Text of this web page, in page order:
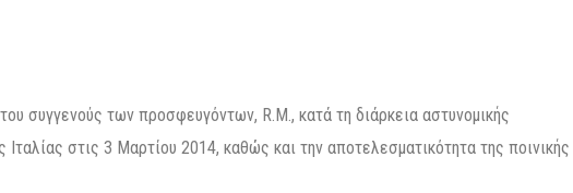
συγγενούς των προσφευγόντων, R.M., κατά τη διάρκεια αστυνομικής
στις 3 Μαρτίου 2014, καθώς και την αποτελεσματικότητα της ποινικής